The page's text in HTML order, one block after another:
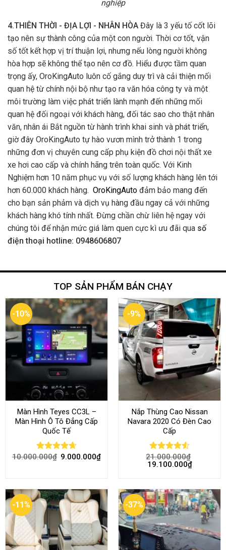
nghiệp
4.THIÊN THỜI - ĐỊA LỢI - NHÂN HÒA Đây là 3 yếu tố cốt lõi
tạo nên sự thành công của một con người. Thời cơ tốt, vận
số tốt kết hợp vị trí thuận lợi, nhưng nếu lòng người không
hòa hợp sẽ không thể tạo nên cơ đồ. Hiểu được tầm quan
trọng ấy, OroKingAuto luôn cố gắng duy trì và cải thiện mối
quan hệ từ chính nội bộ như tạo ra văn hóa công ty và một
môi trường làm việc phát triển lành mạnh đến những mối
quan hệ đối ngoại với khách hàng, đối tác sao cho thật nhân
văn, nhân ái Bắt nguồn từ hành trình khai sinh và phát triển,
giờ đây OroKingAuto tự hào vươn mình trở thành 1 trong
những đơn vị chuyên cung cấp phụ kiện đồ chơi nội thất xe
xe hơi cao cấp và chính hãng trên toàn quốc. Với Kinh
Nghiệm hơn 10 năm phục vụ với số lượng khách hàng lên tới
hơn 60.000 khách hàng. OroKingAuto đảm bảo mang đến
cho bạn sản phảm và dịch vụ hàng đầu ngay cả với những
khách hàng khó tính nhất. Đừng chần chừ liên hệ ngay với
chúng tôi để nhận mức giá làm quen cực kì ưu đãi qua số
điện thoại hotline: 0948606807
TOP SẢN PHẨM BÁN CHẠY
-10%
Màn Hình Teyes CC3L –
Màn Hình Ô Tô Đẳng Cấp
Quốc Tế
Rated 4.68
10.000.000₫ 9.000.000₫
-9%
Nắp Thùng Cao Nissan
Navara 2020 Có Đèn Cao
Cấp
Rated4.52
out of 5
21.000.000₫
19.100.000₫
-11% -37%